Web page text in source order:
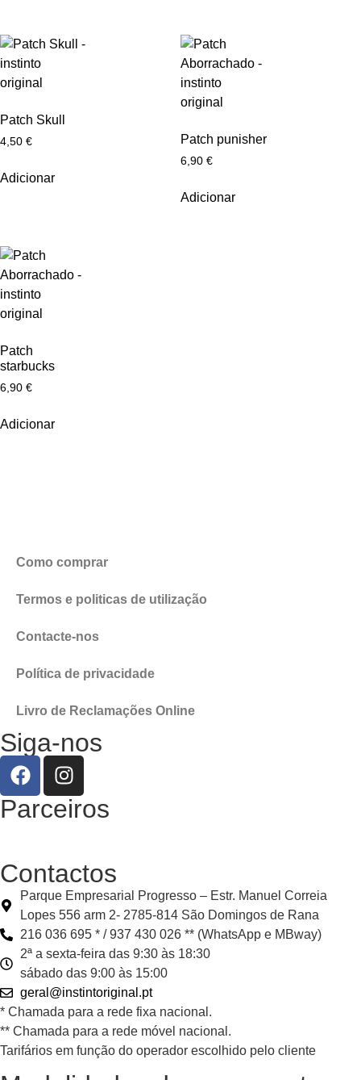
Patch Skull
4,50 €
Adicionar
Patch punisher
6,90 €
Adicionar
Patch
starbucks
6,90 €
Adicionar
Como comprar
Termos e politicas de utilização
Contacte-nos
Política de privacidade
Livro de Reclamações Online
Siga-nos
Parceiros
Contactos
Parque Empresarial Progresso – Estr. Manuel Correia
Lopes 556 arm 2- 2785-814 São Domingos de Rana
216 036 695 * / 937 430 026 ** (WhatsApp e MBway)
2ª a sexta-feira das 9:30 às 18:30
sábado das 9:00 às 15:00
geral@instintoriginal.pt
* Chamada para a rede fixa nacional.
** Chamada para a rede móvel nacional.
Tarifários em função do operador escolhido pelo cliente